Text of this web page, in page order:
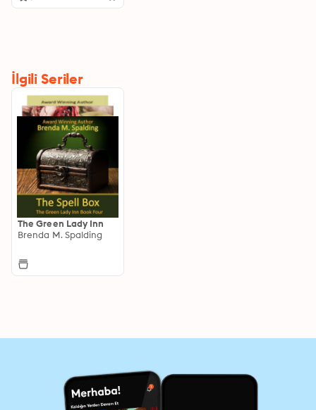
İlgili Seriler
The Green Lady Inn
Brenda M. Spalding